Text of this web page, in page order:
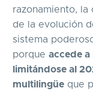
razonamiento,
de la evolución
sistema
porque accede
limitándose al
multilingüe que